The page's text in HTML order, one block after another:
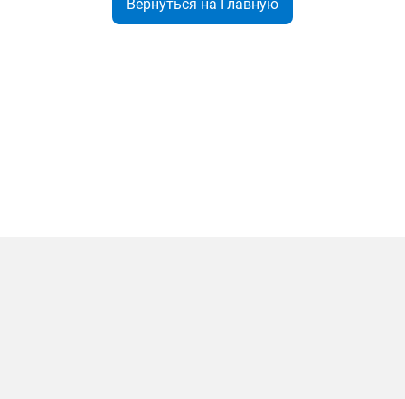
Вернуться на Главную